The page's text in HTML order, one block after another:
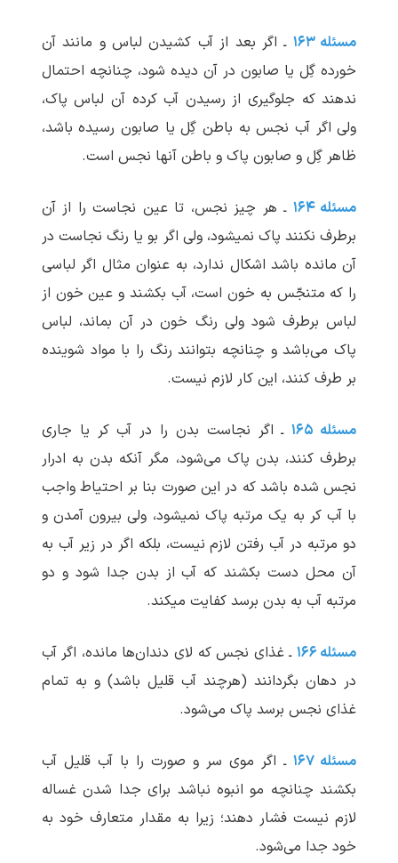
مسئله ۱۶۳
ـ اگر بعد از آب کشیدن لباس و مانند آن
خورده گِل یا صابون در آن دیده شود، چنانچه احتمال
ندهند که جلوگیری از رسیدن آب کرده آن لباس پاک،
ولی اگر آب نجس به باطن گِل یا صابون رسیده باشد،
ظاهر گِل و صابون پاک و باطن آنها نجس است.
مسئله ۱۶۴
ـ هر چیز نجس، تا عین نجاست را از آن
برطرف نکنند پاک نمی‏شود، ولی اگر بو یا رنگ نجاست در
آن مانده باشد اشکال ندارد، به عنوان مثال اگر لباسی
را که متنجّس به خون است، آب بکشند و عین خون از
لباس برطرف شود ولی رنگ خون در آن بماند، لباس
پاک می‌باشد و چنانچه بتوانند رنگ را با مواد شوینده
بر طرف کنند، این کار لازم نیست.
مسئله ۱۶۵
ـ اگر نجاست بدن را در آب کر یا جاری
برطرف کنند، بدن پاک می‌شود، مگر آنکه بدن به ادرار
نجس شده باشد که در این صورت بنا بر احتیاط واجب
با آب کر به یک مرتبه پاک نمی‏شود، ولی بیرون آمدن و
دو مرتبه در آب رفتن لازم نیست، بلکه اگر در زیر آب به
آن محل دست بکشند که آب از بدن جدا شود و دو
مرتبه آب به بدن برسد کفایت می‏کند.
مسئله ۱۶۶
ـ غذای نجس که لای دندان‌ها مانده، اگر آب
در دهان بگردانند (هرچند آب قلیل باشد) و به تمام
غذای نجس برسد پاک می‌شود.
مسئله ۱۶۷
ـ اگر موی سر و صورت را با آب قلیل آب
بکشند چنانچه مو انبوه نباشد برای جدا شدن غساله
لازم نیست فشار دهند؛ زیرا به مقدار متعارف خود به
خود جدا می‌شود.